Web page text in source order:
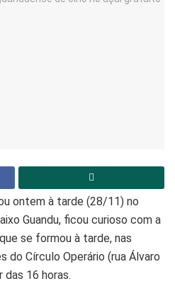
ontem à tarde (28/11) no
Guandu, ficou curioso com a
se formou à tarde, nas
do Círculo Operário (rua Álvaro
das 16 horas.